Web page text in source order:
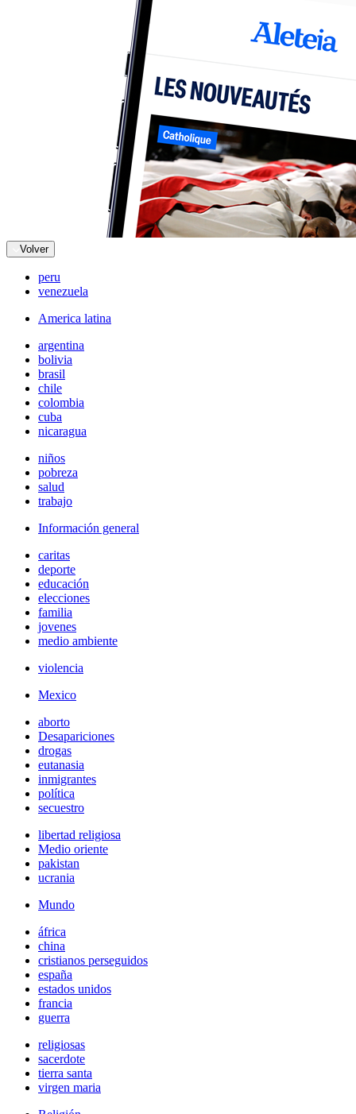
Volver
peru
venezuela
America latina
argentina
bolivia
brasil
chile
colombia
cuba
nicaragua
niños
pobreza
salud
trabajo
Información general
caritas
deporte
educación
elecciones
familia
jovenes
medio ambiente
violencia
Mexico
aborto
Desapariciones
drogas
eutanasia
inmigrantes
política
secuestro
libertad religiosa
Medio oriente
pakistan
ucrania
Mundo
áfrica
china
cristianos perseguidos
españa
estados unidos
francia
guerra
religiosas
sacerdote
tierra santa
virgen maria